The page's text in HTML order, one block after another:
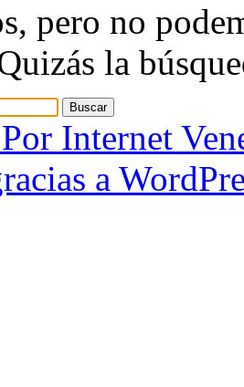
pero no
la
Internet
a